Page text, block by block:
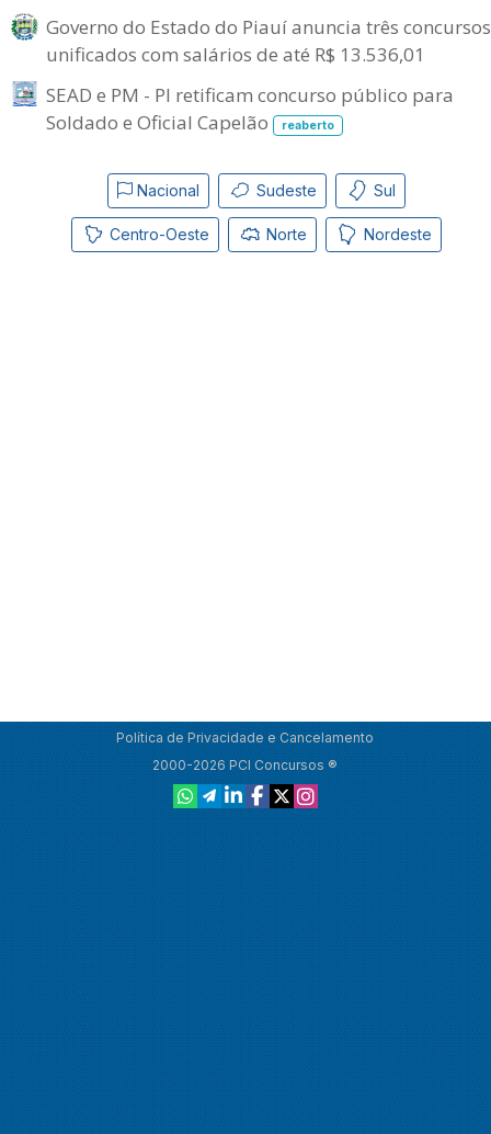
Governo do Estado do Piauí anuncia três concursos
unificados com salários de até R$ 13.536,01
SEAD e PM - PI retificam concurso público para
Soldado e Oficial Capelão
reaberto
Nacional Sudeste Sul
Centro-Oeste Norte Nordeste
Política de Privacidade e Cancelamento
2000-2026 PCI Concursos ®